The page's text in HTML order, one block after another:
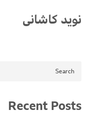
content
نوید کاشانی
Recent Posts